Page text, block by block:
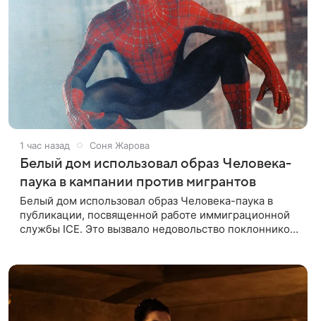
1 час назад Соня Жарова
Белый дом использовал образ Человека-
паука в кампании против мигрантов
Белый дом использовал образ Человека-паука в
публикации, посвященной работе иммиграционной
службы ICE. Это вызвало недовольство поклонников